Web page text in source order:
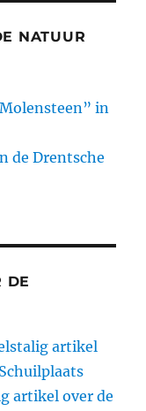
NATUUR
in
de Drentsche
DE
artikel
artikel over de